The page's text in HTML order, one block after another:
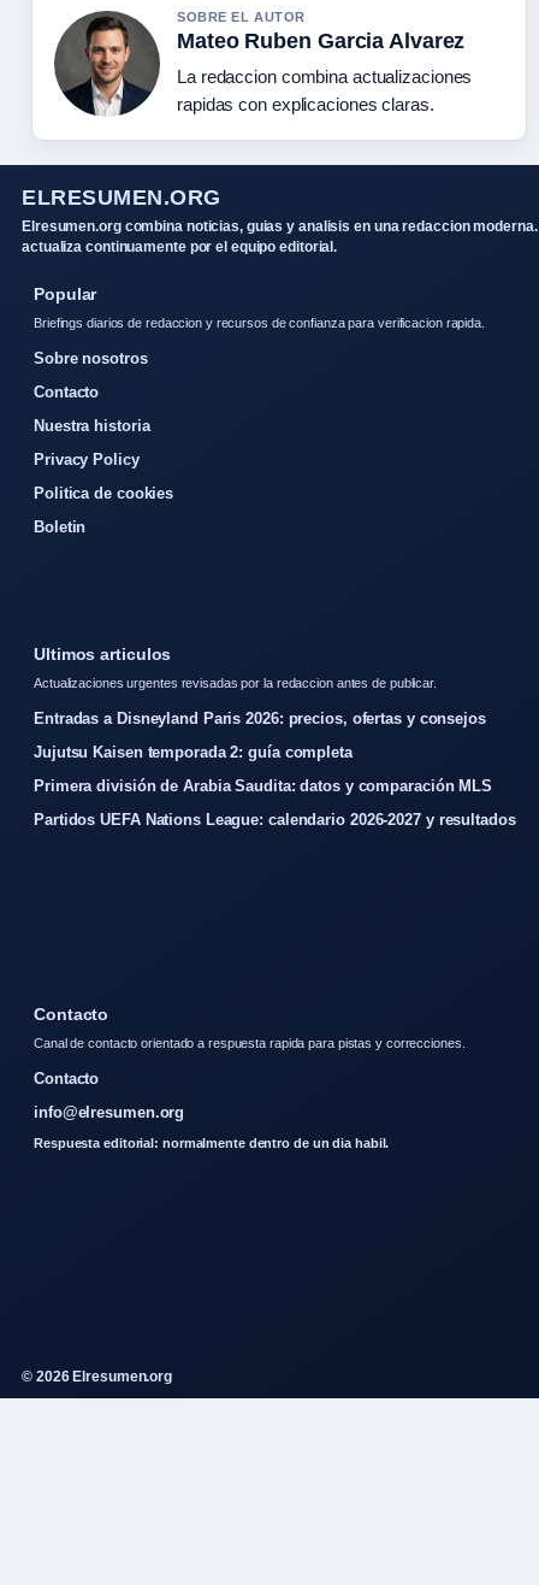
SOBRE EL AUTOR
Mateo Ruben Garcia Alvarez
La redaccion combina actualizaciones
rapidas con explicaciones claras.
ELRESUMEN.ORG
Elresumen.org combina noticias, guias y analisis en una redaccion moderna.
actualiza continuamente por el equipo editorial.
Popular
Briefings diarios de redaccion y recursos de confianza para verificacion rapida.
Sobre nosotros
Contacto
Nuestra historia
Privacy Policy
Politica de cookies
Boletin
Ultimos articulos
Actualizaciones urgentes revisadas por la redaccion antes de publicar.
Entradas a Disneyland Paris 2026: precios, ofertas y consejos
Jujutsu Kaisen temporada 2: guía completa
Primera división de Arabia Saudita: datos y comparación MLS
Partidos UEFA Nations League: calendario 2026-2027 y resultados
Contacto
Canal de contacto orientado a respuesta rapida para pistas y correcciones.
Contacto
info@elresumen.org
Respuesta editorial: normalmente dentro de un dia habil.
© 2026 Elresumen.org